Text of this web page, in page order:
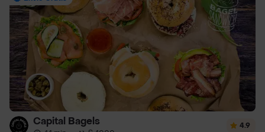
Capital Bagels 4.9